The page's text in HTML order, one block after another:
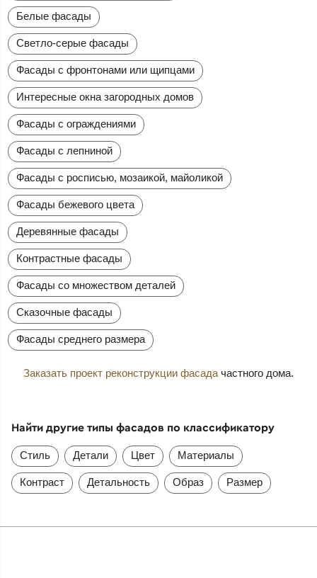
Белые фасады
Светло-серые фасады
Фасады с фронтонами или щипцами
Интересные окна загородных домов
Фасады с ограждениями
Фасады с лепниной
Фасады с росписью, мозаикой, майоликой
Фасады бежевого цвета
Деревянные фасады
Контрастные фасады
Фасады со множеством деталей
Сказочные фасады
Фасады среднего размера
Заказать проект реконструкции фасада частного дома.
Найти другие типы фасадов по классификатору
Стиль Детали Цвет Материалы
Контраст Детальность Образ Размер